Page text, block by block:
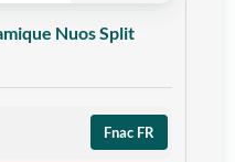
Nuos Split
Fnac FR